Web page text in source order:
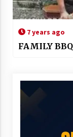
7 years ago
FAMILY BBQ